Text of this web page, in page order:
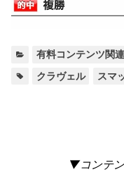
有料コンテンツ関連
クラヴェル スマ
前
▼コンテ